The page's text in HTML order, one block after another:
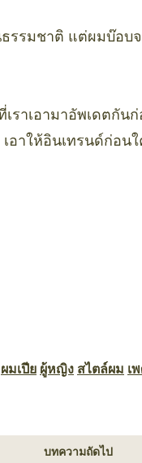
รรมชาติ แต่ผมบ๊อบ
าเอามาอัพเดตกันก่
อาให้อินเทรนด์ก่อน
ผมเปีย ผู้หญิง สไตล์ผม เ
บทความถัดไป